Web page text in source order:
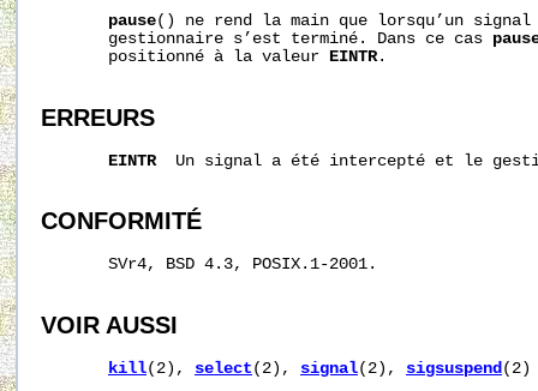
pause() ne rend la main que lorsqu’un
       gestionnaire s’est terminé. Dans ce cas
       positionné à la valeur
EINTR.
ERREURS
EINTR
Un signal a été intercepté et le
CONFORMITÉ
       SVr4, BSD 4.3, POSIX.1-2001.
VOIR AUSSI
kill(2), select (2), signal(2), sigsuspend (2)